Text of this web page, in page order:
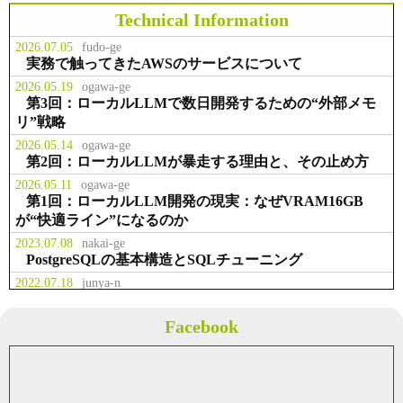
スラボラトリ様 お取引開始
お知らせ 2014.02.23
事業拡大のため、本社を千代田区九
段北に移転
事業 2013.07.01
事業 2013.04.01
テクマトリックス株式会社様 お取
引開始
Technical Information
2026.07.05 fudo-ge
実務で触ってきたAWSのサービスについて
2026.05.19 ogawa-ge
第3回：ローカルLLMで数日開発するための“外部メモ
リ”戦略
2026.05.14 ogawa-ge
第2回：ローカルLLMが暴走する理由と、その止め方
2026.05.11 ogawa-ge
第1回：ローカルLLM開発の現実：なぜVRAM16GB
が“快適ライン”になるのか
2023.07.08 nakai-ge
PostgreSQLの基本構造とSQLチューニング
2022.07.18 junya-n
Facebook